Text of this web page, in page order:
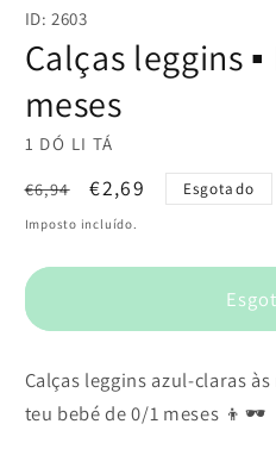
multimédia
em
modal
ID: 2603
Calças leggins
meses
1 DÓ LI TÁ
Preço
normal
€6,94
Preço
de
€2,69 Esgotado
Imposto incluído.
Calças leggins azul-claras
teu bebé de 0/1 meses 👦🕶️